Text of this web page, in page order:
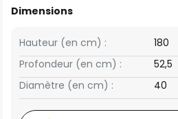
Dimensions
Hauteur (en cm) :
180
Profondeur (en cm) :
52,5
Diamètre (en cm) :
40